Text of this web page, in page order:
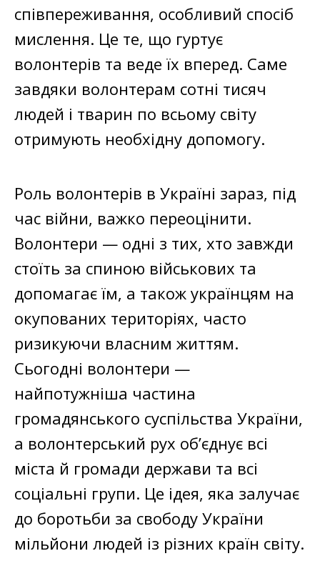
співпереживання, особливий спосіб
мислення. Це те, що гуртує
волонтерів та веде їх вперед. Саме
завдяки волонтерам сотні тисяч
людей і тварин по всьому світу
отримують необхідну допомогу.
Роль волонтерів в Україні зараз, під
час війни, важко переоцінити.
Волонтери — одні з тих, хто завжди
стоїть за спиною військових та
допомагає їм, а також українцям на
окупованих територіях, часто
ризикуючи власним життям.
Сьогодні волонтери —
найпотужніша частина
громадянського суспільства України,
а волонтерський рух об’єднує всі
міста й громади держави та всі
соціальні групи. Це ідея, яка залучає
до боротьби за свободу України
мільйони людей із різних країн світу.